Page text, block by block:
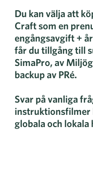
Du kan välja att
Craft som en
engångsavgift +
får du tillgång till
SimaPro, av
backup av PRé.
Svar på vanliga
instruktionsfilmer
globala och lokala